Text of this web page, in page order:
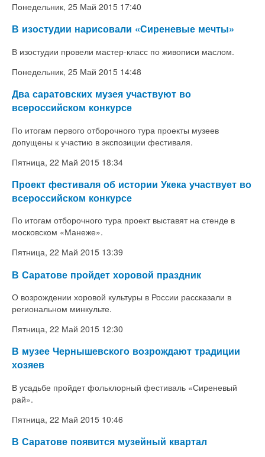
Понедельник, 25 Май 2015 17:40
В изостудии нарисовали «Сиреневые мечты»
В изостудии провели мастер-класс по живописи маслом.
Понедельник, 25 Май 2015 14:48
Два саратовских музея участвуют во
всероссийском конкурсе
По итогам первого отборочного тура проекты музеев
допущены к участию в экспозиции фестиваля.
Пятница, 22 Май 2015 18:34
Проект фестиваля об истории Укека участвует во
всероссийском конкурсе
По итогам отборочного тура проект выставят на стенде в
московском «Манеже».
Пятница, 22 Май 2015 13:39
В Саратове пройдет хоровой праздник
О возрождении хоровой культуры в России рассказали в
региональном минкульте.
Пятница, 22 Май 2015 12:30
В музее Чернышевского возрождают традиции
хозяев
В усадьбе пройдет фольклорный фестиваль «Сиреневый
рай».
Пятница, 22 Май 2015 10:46
В Саратове появится музейный квартал